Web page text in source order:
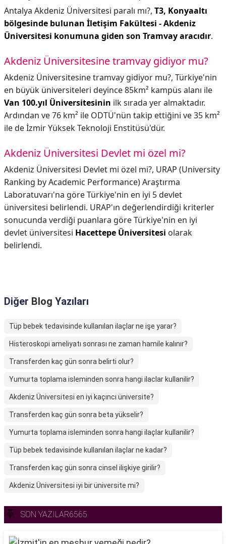
Antalya Akdeniz Üniversitesi paralı mı?, T3, Konyaaltı
bölgesinde bulunan İletişim Fakültesi - Akdeniz
Üniversitesi konumuna giden son Tramvay aracıdır.
Akdeniz Üniversitesine tramvay gidiyor mu?
Akdeniz Üniversitesine tramvay gidiyor mu?, Türkiye'nin
en büyük üniversiteleri deyince 85km² kampüs alanı ile
Van 100.yıl Üniversitesinin ilk sırada yer almaktadır.
Ardından ve 76 km² ile ODTÜ'nün takip ettiğini ve 35 km²
ile de İzmir Yüksek Teknoloji Enstitüsü'dür.
Akdeniz Üniversitesi Devlet mi özel mi?
Akdeniz Üniversitesi Devlet mi özel mi?, URAP (University
Ranking by Academic Performance) Araştırma
Laboratuvarı'na göre Türkiye'nin en iyi 5 devlet
üniversitesi belirlendi. URAP'ın değerlendirdiği kriterler
sonucunda verdiği puanlara göre Türkiye'nin en iyi
devlet üniversitesi Hacettepe Üniversitesi olarak
belirlendi.
Diğer Blog Yazıları
Tüp bebek tedavisinde kullanılan ilaçlar ne işe yarar?
Histeroskopi ameliyatı sonrası ne zaman hamile kalınır?
Transferden kaç gün sonra belirti olur?
Yumurta toplama isleminden sonra hangi ilaclar kullanilir?
Akdeniz Üniversitesi en iyi kaçıncı üniversite?
Transferden kaç gün sonra beta yükselir?
Yumurta toplama isleminden sonra hangi ilaçlar kullanilir?
Tüp bebek tedavisinde kullanılan ilaçlar ne kadar?
Transferden kaç gün sonra cinsel ilişkiye girilir?
Akdeniz Üniversitesi iyi bir üniversite mi?
SON YAZILAR6565